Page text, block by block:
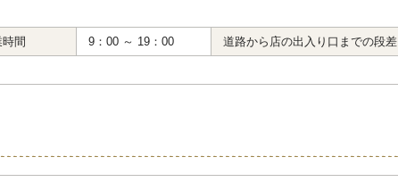
間 9：00 ～ 19：00 道路から店の出入り口までの段差